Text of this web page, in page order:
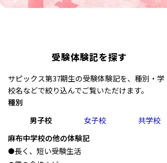
受験体験記を探す
サピックス第37期生の受験体験記を、種別・学
校名などで絞り込んでご覧いただけます。
種別
男子校
女子校
共学校
麻布中学校の他の体験記
●長く、短い受験生活